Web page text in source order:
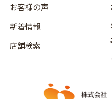
お客様の声
新着情報
店舗検索